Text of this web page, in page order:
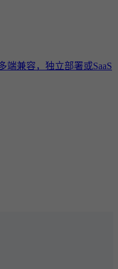
端兼容，独立部署或SaaS